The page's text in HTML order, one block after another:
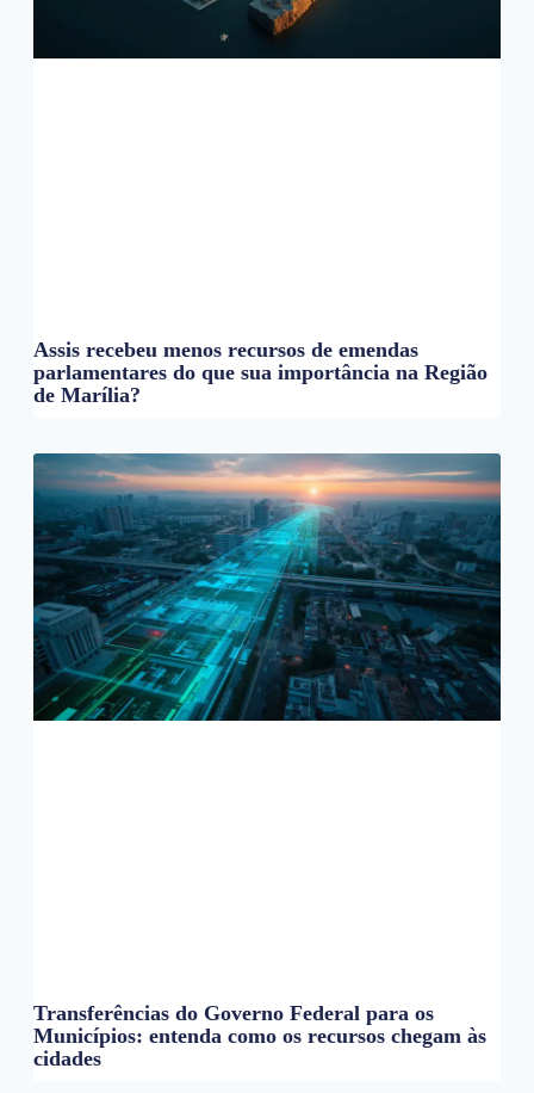
Assis recebeu menos recursos de emendas
parlamentares do que sua importância na Região
de Marília?
Transferências do Governo Federal para os
Municípios: entenda como os recursos chegam às
cidades